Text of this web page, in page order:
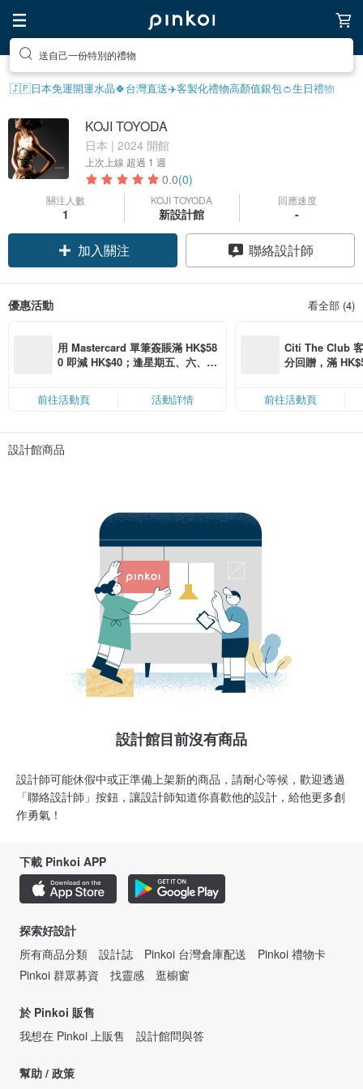
送自己一份特別的禮物
🇯🇵日本免運開運水晶🍀台灣直送✈️客製化禮物高顏值銀包👛生日禮物
KOJI TOYODA
日本 | 2024 開館
上次上線 超過 1 週
0.0(0)
關注人數
1
KOJI TOYODA
新設計館
回應速度
-
加入關注 聯絡設計師
優惠活動 看全部 (4)
用 Mastercard 單筆簽賬滿 HK$58
0 即減 HK$40；逢星期五、六、日
卡」結帳）
前往活動頁 活動詳情
Citi The Club
分回贈，滿
前往活動頁
設計館商品
設計館目前沒有商品
設計師可能休假中或正準備上架新的商品，請耐心等候，歡迎透過
「聯絡設計師」按鈕，讓設計師知道你喜歡他的設計，給他更多創
作勇氣！
下載 Pinkoi APP
探索好設計
所有商品分類
設計誌 Pinkoi 台灣倉庫配送
Pinkoi 禮物卡
Pinkoi 群眾募資
找靈感 逛櫥窗
於 Pinkoi 販售
我想在 Pinkoi 上販售
設計館問與答
幫助 / 政策